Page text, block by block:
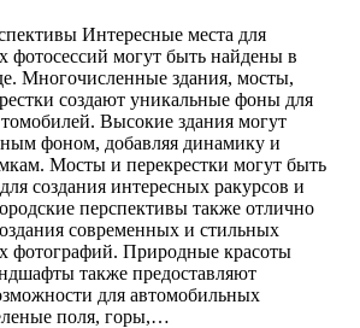
Интересные места для
фотосессий могут быть найдены в
Многочисленные здания, мосты,
создают уникальные фоны для
Высокие здания могут
фоном, добавляя динамику и
Мосты и перекрестки могут быть
создания интересных ракурсов и
перспективы также отлично
современных и стильных
фотографий. Природные красоты
также предоставляют
для автомобильных
поля, горы,…